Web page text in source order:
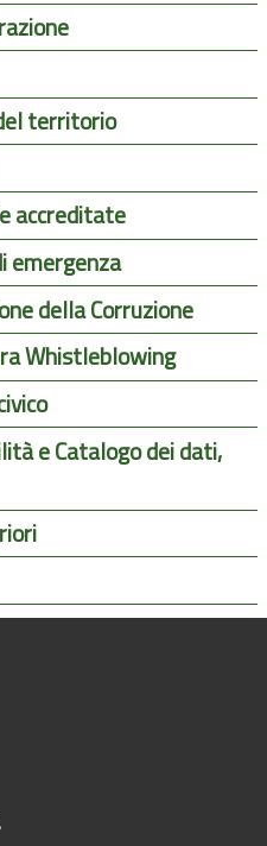
territorio
accreditate
emergenza
della Corruzione
Whistleblowing
e Catalogo dei dati,